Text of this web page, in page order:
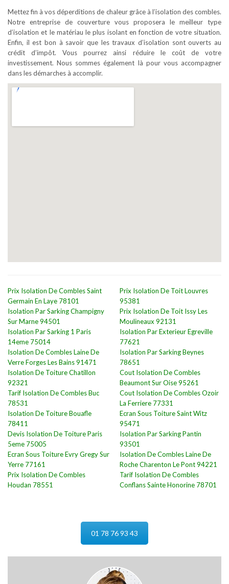
Mettez fin à vos déperditions de chaleur grâce à l’isolation des combles.
Notre entreprise de couverture vous proposera le meilleur type
d’isolation et le matériau le plus isolant en fonction de votre situation.
Enfin, il est bon à savoir que les travaux d’isolation sont ouverts au
crédit d’impôt. Vous pourrez ainsi réduire le coût de votre
investissement. Nous sommes également là pour vous accompagner
dans les démarches à accomplir.
Prix Isolation De Combles Saint
Germain En Laye 78101
Isolation Par Sarking Champigny
Sur Marne 94501
Isolation Par Sarking 1 Paris
14eme 75014
Isolation De Combles Laine De
Verre Forges Les Bains 91471
Isolation De Toiture Chatillon
92321
Tarif Isolation De Combles Buc
78531
Isolation De Toiture Bouafle
78411
Devis Isolation De Toiture Paris
5eme 75005
Ecran Sous Toiture Evry Gregy Sur
Yerre 77161
Prix Isolation De Combles
Houdan 78551
Prix Isolation De Toit Louvres
95381
Prix Isolation De Toit Issy Les
Moulineaux 92131
Isolation Par Exterieur Egreville
77621
Isolation Par Sarking Beynes
78651
Cout Isolation De Combles
Beaumont Sur Oise 95261
Cout Isolation De Combles Ozoir
La Ferriere 77331
Ecran Sous Toiture Saint Witz
95471
Isolation Par Sarking Pantin
93501
Isolation De Combles Laine De
Roche Charenton Le Pont 94221
Tarif Isolation De Combles
Conflans Sainte Honorine 78701
01 78 76 93 43